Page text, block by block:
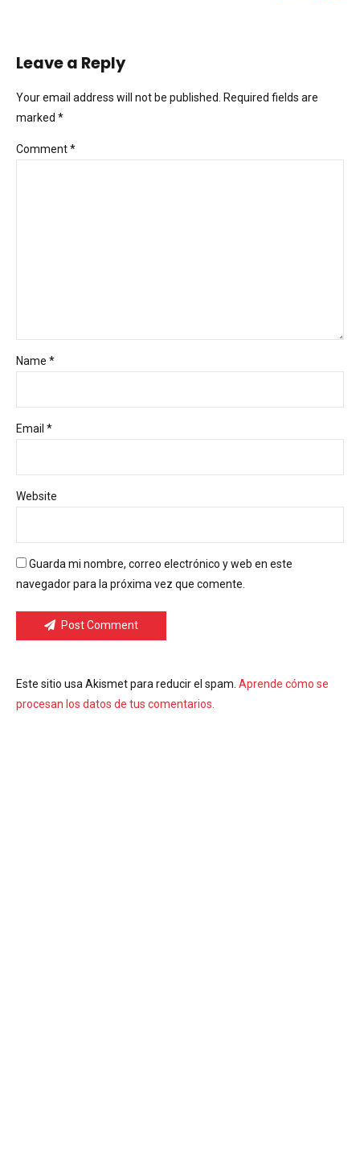
Leave a Reply
Your email address will not be published. Required fields are
marked *
Comment*
Name *
Email *
Website
Guarda mi nombre, correo electrónico y web en este
navegador para la próxima vez que comente.
Post Comment
Este sitio usa Akismet para reducir el spam. Aprende cómo se
procesan los datos de tus comentarios.